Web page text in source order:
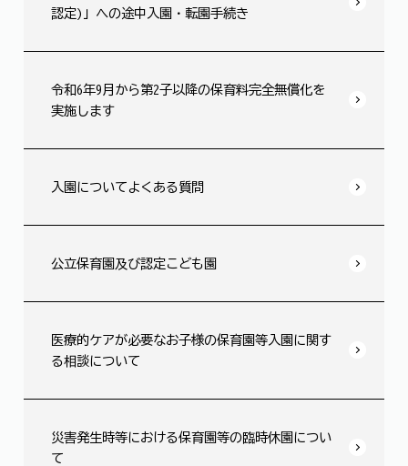
認定)」への途中入園・転園手続き
令和6年9月から第2子以降の保育料完全無償化を
実施します
入園についてよくある質問
公立保育園及び認定こども園
医療的ケアが必要なお子様の保育園等入園に関す
る相談について
災害発生時等における保育園等の臨時休園につい
て